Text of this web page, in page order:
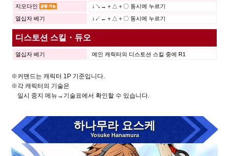
지오다인
↓↘→＋△＋〇 동시에 누르기
열십자 베기
↓↙←＋△＋〇 동시에 누르기
디스토션 스킬・듀오
열십자 베기 메인 캐릭터의 디스토션 스킬 중에 R1
※커맨드는 캐릭터 1P 기준입니다.
※각 캐릭터의 기술은
일시 중지 메뉴→기술표에서 확인할 수 있습니다.
하나무라 요스케
Yosuke Hanamura